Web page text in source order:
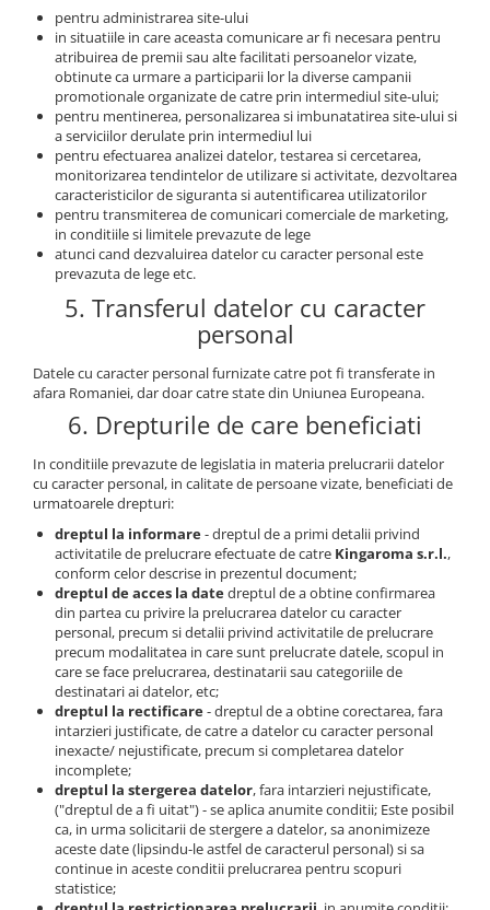
pentru administrarea site-ului
in situatiile in care aceasta comunicare ar fi necesara pentru
atribuirea de premii sau alte facilitati persoanelor vizate,
obtinute ca urmare a participarii lor la diverse campanii
promotionale organizate de catre prin intermediul site-ului;
pentru mentinerea, personalizarea si imbunatatirea site-ului si
a serviciilor derulate prin intermediul lui
pentru efectuarea analizei datelor, testarea si cercetarea,
monitorizarea tendintelor de utilizare si activitate, dezvoltarea
caracteristicilor de siguranta si autentificarea utilizatorilor
pentru transmiterea de comunicari comerciale de marketing,
in conditiile si limitele prevazute de lege
atunci cand dezvaluirea datelor cu caracter personal este
prevazuta de lege etc.
5. Transferul datelor cu caracter
personal
Datele cu caracter personal furnizate catre pot fi transferate in
afara Romaniei, dar doar catre state din Uniunea Europeana.
6. Drepturile de care beneficiati
In conditiile prevazute de legislatia in materia prelucrarii datelor
cu caracter personal, in calitate de persoane vizate, beneficiati de
urmatoarele drepturi:
dreptul la informare- dreptul de a primi detalii privind
activitatile de prelucrare efectuate de catre Kingaroma s.r.l.,
conform celor descrise in prezentul document;
dreptul de acces la datedreptul de a obtine confirmarea
din partea cu privire la prelucrarea datelor cu caracter
personal, precum si detalii privind activitatile de prelucrare
precum modalitatea in care sunt prelucrate datele, scopul in
care se face prelucrarea, destinatarii sau categoriile de
destinatari ai datelor, etc;
dreptul la rectificare- dreptul de a obtine corectarea, fara
intarzieri justificate, de catre a datelor cu caracter personal
inexacte/ nejustificate, precum si completarea datelor
incomplete;
dreptul la stergerea datelor, fara intarzieri nejustificate,
("dreptul de a fi uitat") - se aplica anumite conditii; Este posibil
ca, in urma solicitarii de stergere a datelor, sa anonimizeze
aceste date (lipsindu-le astfel de caracterul personal) si sa
continue in aceste conditii prelucrarea pentru scopuri
statistice;